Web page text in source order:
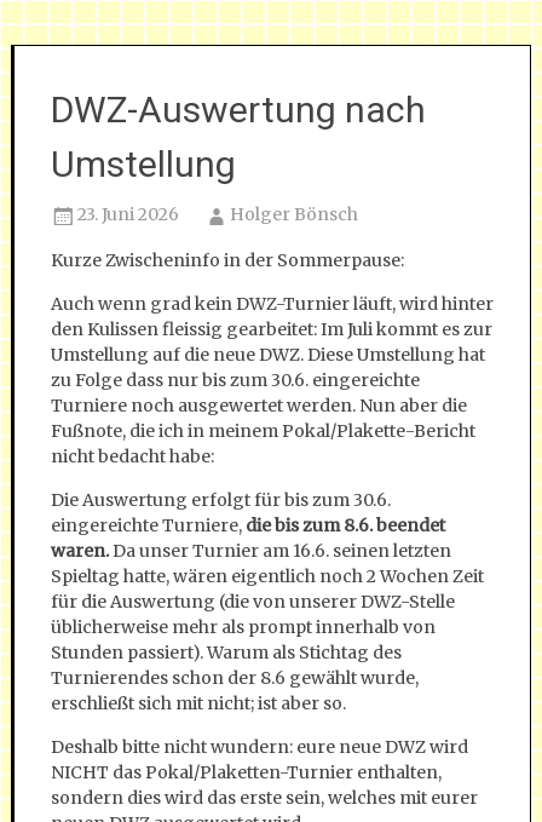
DWZ-Auswertung nach
Umstellung
23. Juni 2026 Holger Bönsch
Kurze Zwischeninfo in der Sommerpause:
Auch wenn grad kein DWZ-Turnier läuft, wird hinter
den Kulissen fleissig gearbeitet: Im Juli kommt es zur
Umstellung auf die neue DWZ. Diese Umstellung hat
zu Folge dass nur bis zum 30.6. eingereichte
Turniere noch ausgewertet werden. Nun aber die
Fußnote, die ich in meinem Pokal/Plakette-Bericht
nicht bedacht habe:
Die Auswertung erfolgt für bis zum 30.6.
eingereichte Turniere, die bis zum 8.6. beendet
waren.Da unser Turnier am 16.6. seinen letzten
Spieltag hatte, wären eigentlich noch 2 Wochen Zeit
für die Auswertung (die von unserer DWZ-Stelle
üblicherweise mehr als prompt innerhalb von
Stunden passiert). Warum als Stichtag des
Turnierendes schon der 8.6 gewählt wurde,
erschließt sich mit nicht; ist aber so.
Deshalb bitte nicht wundern: eure neue DWZ wird
NICHT das Pokal/Plaketten-Turnier enthalten,
sondern dies wird das erste sein, welches mit eurer